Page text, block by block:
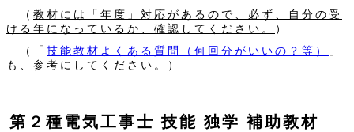
（ 教材には「年度」対応があるので、必ず、自分の受
ける年になっているか、確認してください。
）
（「 技能教材よくある質問（何回分がいいの？等）
」
も、参考にしてください。）
第２種電気工事士 技能 独学 補助教材